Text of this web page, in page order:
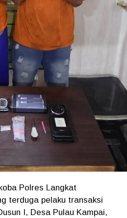
Polres Langkat
terduga pelaku transaksi
I, Desa Pulau Kampai,